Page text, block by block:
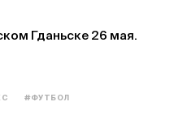
Гданьске 26 мая.
#ФУТБОЛ